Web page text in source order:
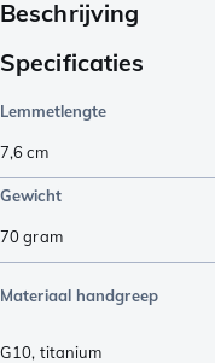
Beschrijving
Specificaties
Lemmetlengte
7,6cm
Gewicht
70gram
Materiaal handgreep
G10, titanium